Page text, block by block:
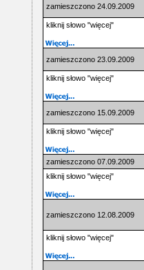
zamieszczono 24.09.2009
kliknij słowo "więcej"
zamieszczono 23.09.2009
kliknij słowo "więcej"
zamieszczono 15.09.2009
kliknij słowo "więcej"
zamieszczono 07.09.2009
kliknij słowo "więcej"
zamieszczono 12.08.2009
kliknij słowo "więcej"